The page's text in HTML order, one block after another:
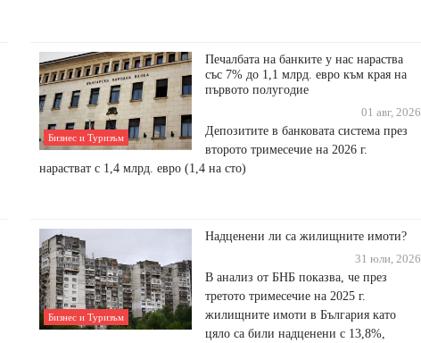
Бизнес и Туризъм
Печалбата на банките у нас нараства
със 7% до 1,1 млрд. евро към края на
първото полугодие
01 авг, 2026
Депозитите в банковата система през
второто тримесечие на 2026 г.
нарастват с 1,4 млрд. евро (1,4 на сто)
Бизнес и Туризъм
Надценени ли са жилищните имоти?
31 юли, 2026
В анализ от БНБ показва, че през
третото тримесечие на 2025 г.
жилищните имоти в България като
цяло са били надценени с 13,8%,